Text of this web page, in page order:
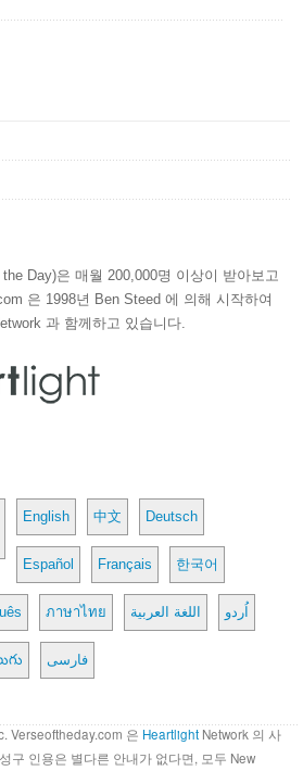
Day)은 매월 200,000명 이상이 받아보고
은 1998년 Ben Steed 에 의해 시작하여
과 함께하고 있습니다.
English 中文 Deutsch
Español Français 한국어
ภาษาไทย اللغة العربية اُردو
فارسی
Verseoftheday.com 은 Heartlight Network 의 사
구 인용은 별다른 안내가 없다면, 모두 New